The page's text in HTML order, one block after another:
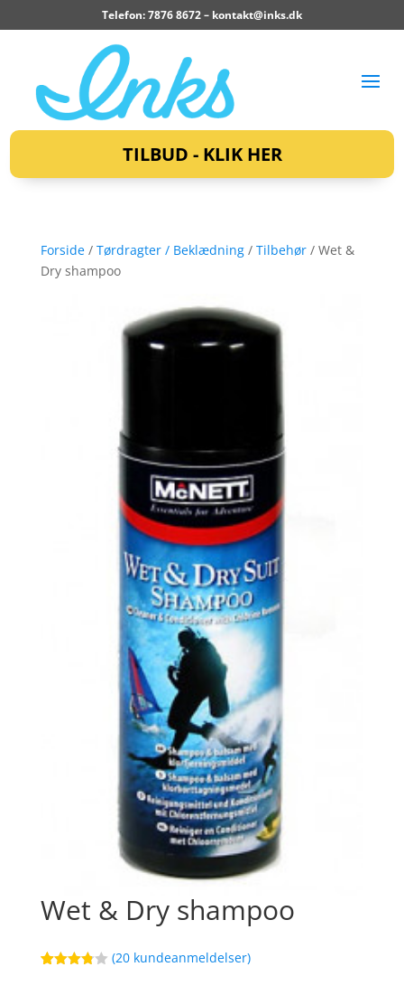
Telefon: 7876 8672 – kontakt@inks.dk
TILBUD - KLIK HER
Forside/ Tørdragter / Beklædning/ Tilbehør/ Wet &
Dry shampoo
Wet & Dry shampoo
(20 kundeanmeldelser)